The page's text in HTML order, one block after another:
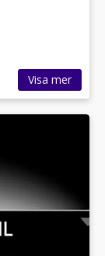
Visa mer